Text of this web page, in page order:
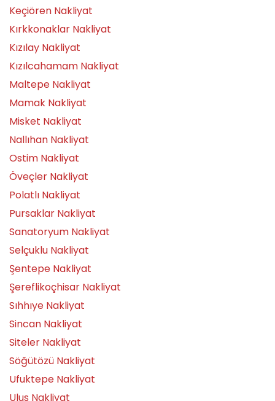
Keçiören Nakliyat
Kırkkonaklar Nakliyat
Kızılay Nakliyat
Kızılcahamam Nakliyat
Maltepe Nakliyat
Mamak Nakliyat
Misket Nakliyat
Nallıhan Nakliyat
Ostim Nakliyat
Öveçler Nakliyat
Polatlı Nakliyat
Pursaklar Nakliyat
Sanatoryum Nakliyat
Selçuklu Nakliyat
Şentepe Nakliyat
Şereflikoçhisar Nakliyat
Sıhhıye Nakliyat
Sincan Nakliyat
Siteler Nakliyat
Söğütözü Nakliyat
Ufuktepe Nakliyat
Ulus Nakliyat